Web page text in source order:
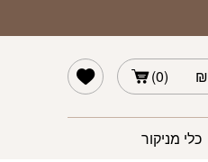
₪
(
0
)
כלי מניקור